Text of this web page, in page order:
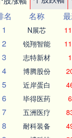
名
名称
1
N展芯
2 锐翔智能
3 志特新材
4 博腾股份
5 近岸蛋白
6 毕得医药
7 五洲医疗
8 耐科装备